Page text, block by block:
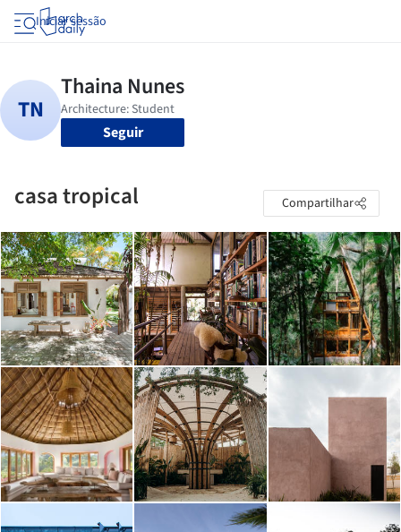
Iniciar sessão
Seguir
casa tropical Compartilhar